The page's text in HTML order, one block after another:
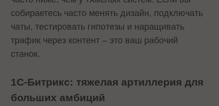
собираетесь часто менять дизайн, подключать
чаты, тестировать гипотезы и наращивать
трафик через контент – это ваш рабочий
станок.
1С-Битрикс: тяжелая артиллерия для
больших амбиций